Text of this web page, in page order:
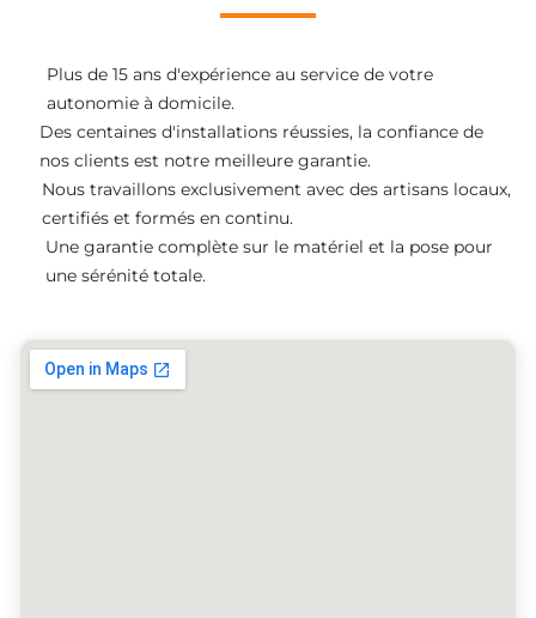
Plus de 15 ans d'expérience au service de votre
autonomie à domicile.
Des centaines d'installations réussies, la confiance de
nos clients est notre meilleure garantie.
Nous travaillons exclusivement avec des artisans locaux,
certifiés et formés en continu.
Une garantie complète sur le matériel et la pose pour
une sérénité totale.